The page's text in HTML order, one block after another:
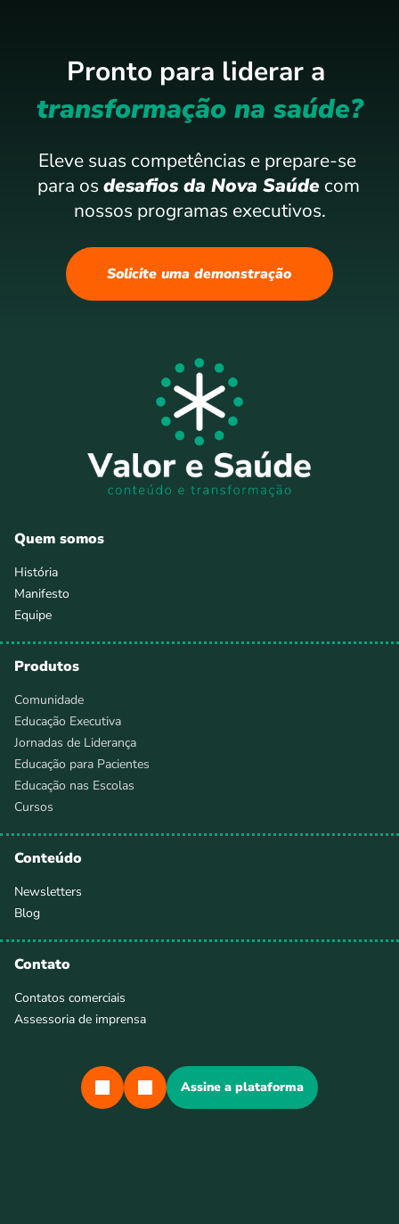
transformação na saúde?
Solicite uma demonstração
Eleve suas competências e prepare-se
para os desafios da Nova Saúde com
nossos programas executivos.
Quem somos
História
Manifesto
Equipe
Produtos
Comunidade
Educação Executiva
Jornadas de Liderança
Educação para Pacientes
Educação nas Escolas
Cursos
Conteúdo
Newsletters
Blog
Contato
Contatos comerciais
Assessoria de imprensa
Assine a plataforma